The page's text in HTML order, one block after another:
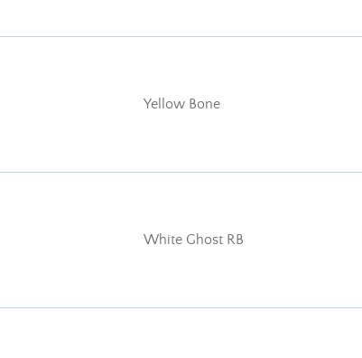
Yellow Bone
White Ghost RB